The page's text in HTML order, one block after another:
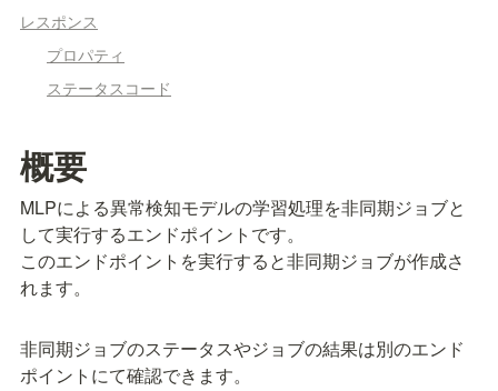
レスポンス
プロパティ
ステータスコード
概要
MLPによる異常検知モデルの学習処理を非同期ジョブと
して実行するエンドポイントです。
このエンドポイントを実行すると非同期ジョブが作成さ
れます。
非同期ジョブのステータスやジョブの結果は別のエンド
ポイントにて確認できます。